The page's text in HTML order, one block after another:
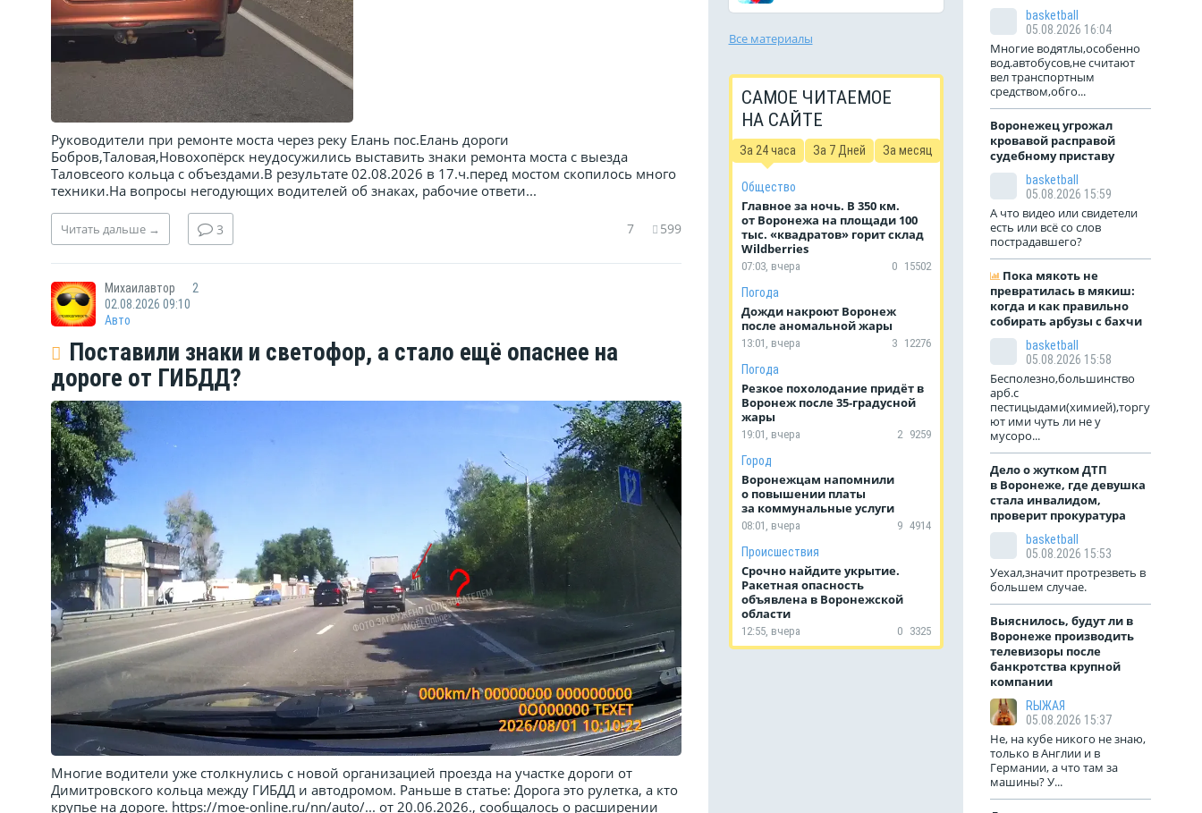
Руководители при ремонте моста через реку Елань пос.Елань дороги
Бобров,Таловая,Новохопёрск неудосужились выставить знаки ремонта моста с выезда
Таловсеого кольца с объездами.В результате 02.08.2026 в 17.ч.перед мостом скопилось много
техники.На вопросы негодующих водителей об знаках, рабочие ответи...
Читать дальше → 3 7 599
Михаилавтор
2
02.08.2026 09:10
Авто
Поставили знаки и светофор, а стало ещё опаснее на
дороге от ГИБДД?
Многие водители уже столкнулись с новой организацией проезда на участке дороги от
Димитровского кольца между ГИБДД и автодромом. Раньше в статье: Дорога это рулетка, а кто
крупье на дороге. https://moe-online.ru/nn/auto/... от 20.06.2026., сообщалось о расширении
Все материалы
САМОЕ ЧИТАЕМОЕ
НА САЙТЕ
За 24 часа За 7 Дней За месяц
Общество
Главное за ночь. В 350 км.
от Воронежа на площади 100
тыс. «квадратов» горит склад
Wildberries
07:03, вчера 0 15502
Погода
Дожди накроют Воронеж
после аномальной жары
13:01, вчера 3 12276
Погода
Резкое похолодание придёт в
Воронеж после 35-градусной
жары
19:01, вчера 2 9259
Город
Воронежцам напомнили
о повышении платы
за коммунальные услуги
08:01, вчера 9 4914
Происшествия
Срочно найдите укрытие.
Ракетная опасность
объявлена в Воронежской
области
12:55, вчера 0 3325
basketball
05.08.2026 16:04
Многие водятлы,особенно
вод.автобусов,не считают
вел транспортным
средством,обго...
Воронежец угрожал
кровавой расправой
судебному приставу
basketball
05.08.2026 15:59
А что видео или свидетели
есть или всё со слов
пострадавшего?
Пока мякоть не
превратилась в мякиш:
когда и как правильно
собирать арбузы с бахчи
basketball
05.08.2026 15:58
Бесполезно,большинство
арб.с
пестицыдами(химией),торгу
ют ими чуть ли не у
мусоро...
Дело о жутком ДТП
в Воронеже, где девушка
стала инвалидом,
проверит прокуратура
basketball
05.08.2026 15:53
Уехал,значит протрезветь в
большем случае.
Выяснилось, будут ли в
Воронеже производить
телевизоры после
банкротства крупной
компании
RЫЖАЯ
05.08.2026 15:37
Не, на кубе никого не знаю,
только в Англии и в
Германии, а что там за
машины? У...